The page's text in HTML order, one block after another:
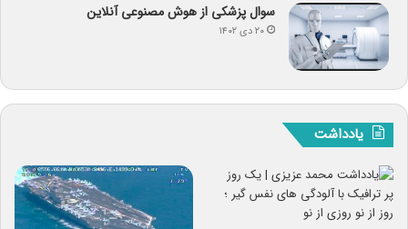
سوال پزشکی از هوش مصنوعی آنلاین
۲۰ دی ۱۴۰۲
یادداشت